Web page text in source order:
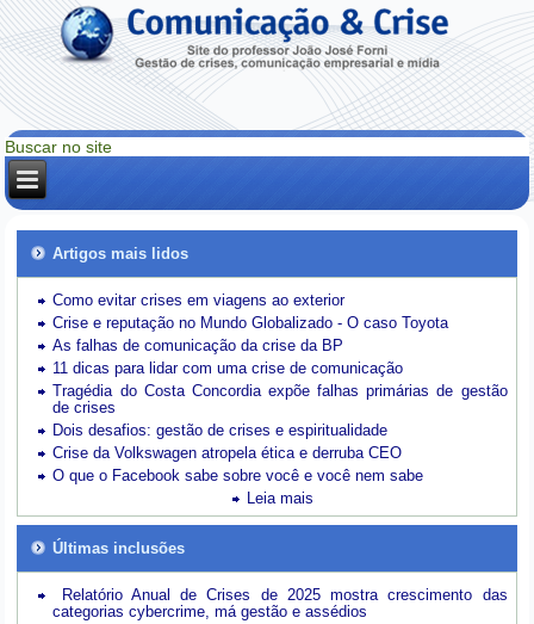
Artigos mais lidos
Como evitar crises em viagens ao exterior
Crise e reputação no Mundo Globalizado - O caso Toyota
As falhas de comunicação da crise da BP
11 dicas para lidar com uma crise de comunicação
Tragédia do Costa Concordia expõe falhas primárias de gestão
de crises
Dois desafios: gestão de crises e espiritualidade
Crise da Volkswagen atropela ética e derruba CEO
O que o Facebook sabe sobre você e você nem sabe
Leia mais
Últimas inclusões
Relatório Anual de Crises de 2025 mostra crescimento das
categorias cybercrime, má gestão e assédios